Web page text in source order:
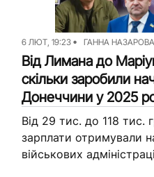
6 ЛЮТ, 19:23 ГАННА НАЗАРОВА
Від Лимана до
скільки заробили
Донеччини у 2025
інфографіка)
Від 29 тис. до 118 тис.
зарплати отримували
військових